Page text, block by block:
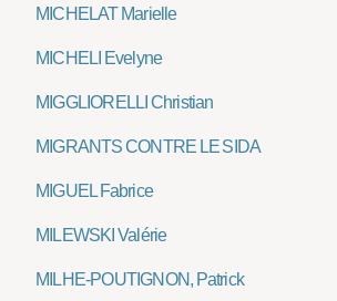
MICHELAT Marielle
MICHELI Evelyne
MIGGLIORELLI Christian
MIGRANTS CONTRE LE SIDA
MIGUEL Fabrice
MILEWSKI Valérie
MILHE-POUTIGNON, Patrick